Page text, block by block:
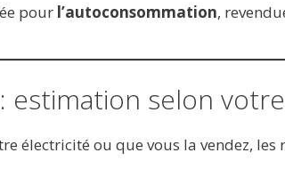
pour l’autoconsommation,
estimation selon
électricité ou que vous la vendez,